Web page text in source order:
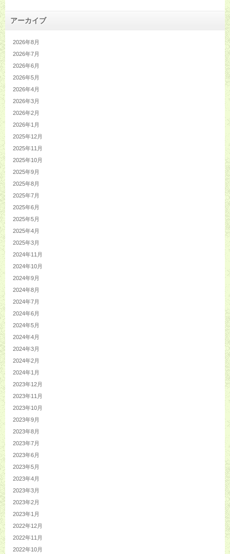
アーカイブ
2026年8月
2026年7月
2026年6月
2026年5月
2026年4月
2026年3月
2026年2月
2026年1月
2025年12月
2025年11月
2025年10月
2025年9月
2025年8月
2025年7月
2025年6月
2025年5月
2025年4月
2025年3月
2024年11月
2024年10月
2024年9月
2024年8月
2024年7月
2024年6月
2024年5月
2024年4月
2024年3月
2024年2月
2024年1月
2023年12月
2023年11月
2023年10月
2023年9月
2023年8月
2023年7月
2023年6月
2023年5月
2023年4月
2023年3月
2023年2月
2023年1月
2022年12月
2022年11月
2022年10月